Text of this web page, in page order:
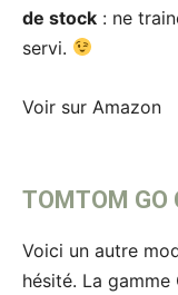
de stock : ne
servi.
Voir sur Amazon
TOMTOM GO
Voici un autre
hésité. La gamme